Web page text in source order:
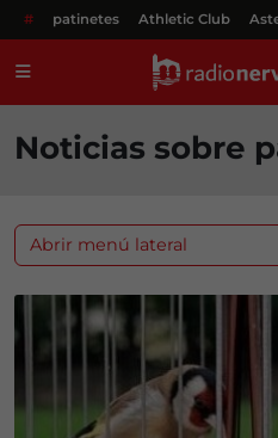
# patinetes Athletic Club
Noticias sobre
Abrir menú lateral